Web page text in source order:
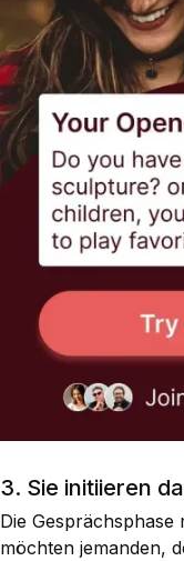
3. Sie initiieren
Die Gesprächsphase
möchten jemanden,